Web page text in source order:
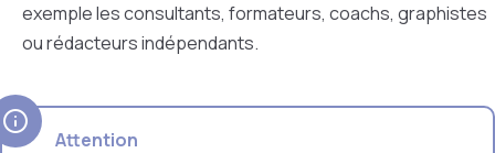
exemple les consultants, formateurs, coachs, graphistes
ou rédacteurs indépendants.
Attention